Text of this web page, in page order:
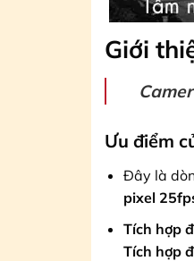
Giới
Ưu điểm
Đây là
pixel
Tích hợp
Tích hợp